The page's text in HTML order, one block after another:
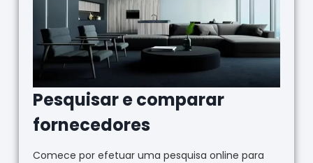
Pesquisar e comparar
fornecedores
Comece por efetuar uma pesquisa online para